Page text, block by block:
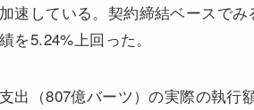
速している。契約締結ベースで
を5.24%上回った。
出（807億バーツ）の実際の執行